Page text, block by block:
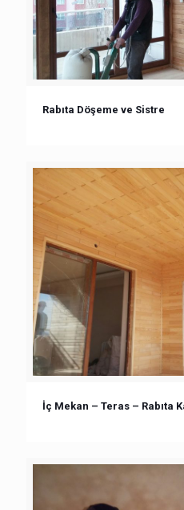
Rabıta Döşeme ve Sistre
İç Mekan – Teras – Rabıta